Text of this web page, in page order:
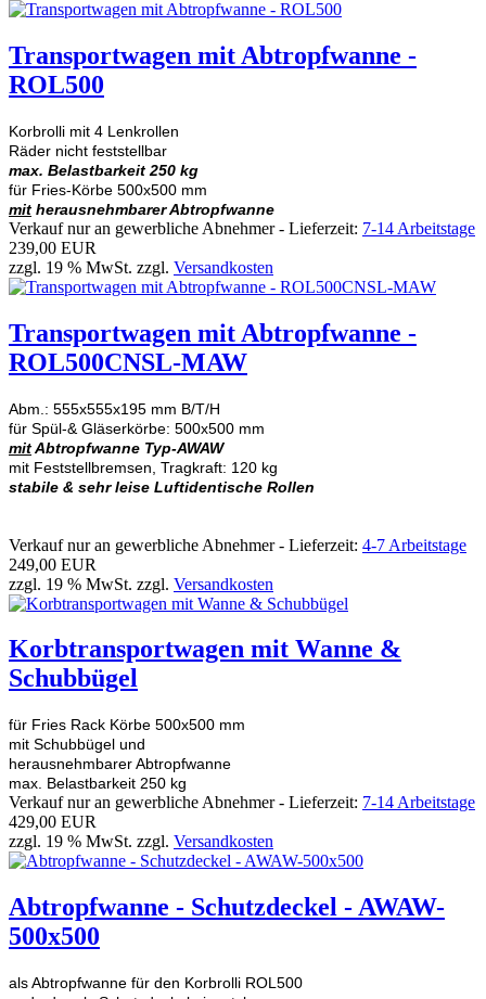
Transportwagen mit Abtropfwanne -
ROL500
Korbrolli mit 4 Lenkrollen
Räder nicht feststellbar
max. Belastbarkeit 250 kg
für Fries-Körbe 500x500 mm
mit herausnehmbarer Abtropfwanne
Verkauf nur an gewerbliche Abnehmer - Lieferzeit: 7-14 Arbeitstage
239,00 EUR
zzgl. 19 % MwSt. zzgl. Versandkosten
Transportwagen mit Abtropfwanne -
ROL500CNSL-MAW
Abm.: 555x555x195 mm B/T/H
für Spül-& Gläserkörbe: 500x500 mm
mitAbtropfwanne Typ-AWAW
mit Feststellbremsen, Tragkraft: 120 kg
stabile & sehr leise Luftidentische Rollen
Verkauf nur an gewerbliche Abnehmer - Lieferzeit: 4-7 Arbeitstage
249,00 EUR
zzgl. 19 % MwSt. zzgl. Versandkosten
Korbtransportwagen mit Wanne &
Schubbügel
für Fries Rack Körbe 500x500 mm
mit Schubbügel und
herausnehmbarer Abtropfwanne
max. Belastbarkeit 250 kg
Verkauf nur an gewerbliche Abnehmer - Lieferzeit: 7-14 Arbeitstage
429,00 EUR
zzgl. 19 % MwSt. zzgl. Versandkosten
Abtropfwanne - Schutzdeckel - AWAW-
500x500
als Abtropfwanne für den Korbrolli ROL500